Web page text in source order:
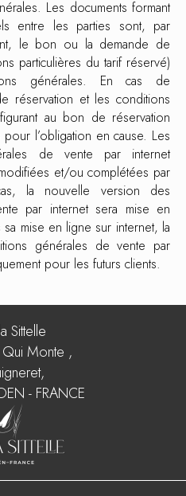
Les documents formant
entre les parties sont, par
le bon ou la demande de
particulières du tarif réservé)
générales. En cas de
réservation et les conditions
au bon de réservation
l’obligation en cause. Les
de vente par internet
et/ou complétées par
la nouvelle version des
par internet sera mise en
sa mise en ligne sur internet, la
générales de vente par
pour les futurs clients.
Sittelle
Monte ,
- FRANCE